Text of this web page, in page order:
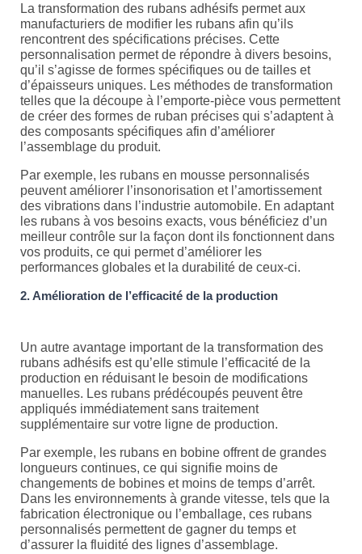
La transformation des rubans adhésifs permet aux
manufacturiers de modifier les rubans afin qu’ils
rencontrent des spécifications précises. Cette
personnalisation permet de répondre à divers besoins,
qu’il s’agisse de formes spécifiques ou de tailles et
d’épaisseurs uniques. Les méthodes de transformation
telles que la découpe à l’emporte-pièce vous permettent
de créer des formes de ruban précises qui s’adaptent à
des composants spécifiques afin d’améliorer
l’assemblage du produit.
Par exemple, les rubans en mousse personnalisés
peuvent améliorer l’insonorisation et l’amortissement
des vibrations dans l’industrie automobile. En adaptant
les rubans à vos besoins exacts, vous bénéficiez d’un
meilleur contrôle sur la façon dont ils fonctionnent dans
vos produits, ce qui permet d’améliorer les
performances globales et la durabilité de ceux-ci.
2. Amélioration de l’efficacité de la production
Un autre avantage important de la transformation des
rubans adhésifs est qu’elle stimule l’efficacité de la
production en réduisant le besoin de modifications
manuelles. Les rubans prédécoupés peuvent être
appliqués immédiatement sans traitement
supplémentaire sur votre ligne de production.
Par exemple, les rubans en bobine offrent de grandes
longueurs continues, ce qui signifie moins de
changements de bobines et moins de temps d’arrêt.
Dans les environnements à grande vitesse, tels que la
fabrication électronique ou l’emballage, ces rubans
personnalisés permettent de gagner du temps et
d’assurer la fluidité des lignes d’assemblage.